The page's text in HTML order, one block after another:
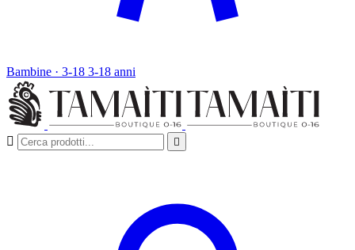
Bambine · 3-18 3-18 anni
 